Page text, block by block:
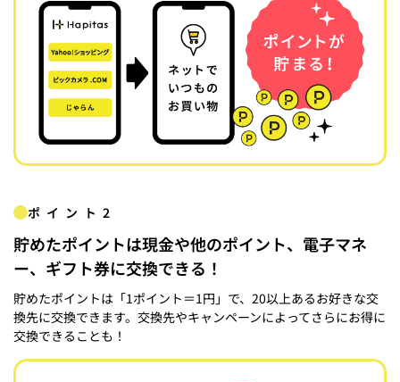
ポイント2
貯めたポイントは現金や他のポイント、電子マネ
ー、ギフト券に交換できる！
貯めたポイントは「1ポイント＝1円」で、20以上あるお好きな交
換先に交換できます。交換先やキャンペーンによってさらにお得に
交換できることも！